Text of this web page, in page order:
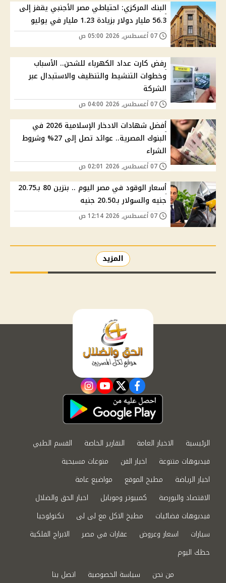
البنك المركزي: احتياطي مصر الأجنبي يقفز إلى
56.3 مليار دولار بزيادة 1.23 مليار في يوليو
رفض كارت عداد الكهرباء للشحن.. الأسباب
وخطوات التنشيط والتنظيف والاستبدال عبر
الشركة
أفضل شهادات الادخار الإسلامية 2026 في
البنوك المصرية.. عوائد تصل إلى 27% وشروط
الشراء
أسعار الوقود في مصر اليوم .. بنزين 80 بـ20.75
جنيه والسولار بـ20.50 جنيه
المزيد
facebook
twitter
youtube
instagram
الرئيسية الاخبار العامة التقارير الخاصة
القسم الطبي
فيديوهات متنوعة
اخبار الفن
منوعات مسيحية
اخبار الرياضة
مطبخ الموقع
مواضيع عامة
الاقتصاد والبورصة
كمبيوتر وموبايل
اخبار الحق والضلال
فيديوهات فضائيات
مطبخ الاكل مع لى لى
تكنولوجيا
سيارات
اسعار وعروض عقارات في مصر
الابراج الفلكية
حظك اليوم
من نحن
سياسة الخصوصية اتصل بنا